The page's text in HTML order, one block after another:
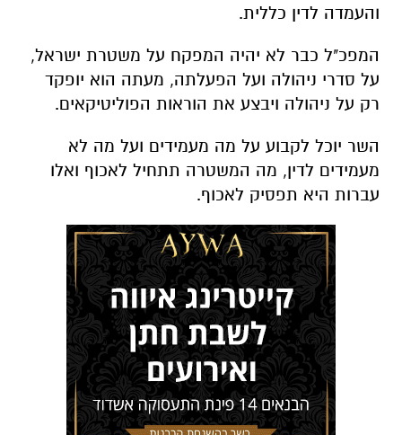
והעמדה לדין כללית.
המפכ"ל כבר לא יהיה המפקח על משטרת ישראל,
על סדרי ניהולה ועל הפעלתה, מעתה הוא יופקד
רק על ניהולה ויבצע את הוראות הפוליטיקאים.
השר יוכל לקבוע על מה מעמידים ועל מה לא
מעמידים לדין, מה המשטרה תתחיל לאכוף ואלו
עברות היא תפסיק לאכוף.